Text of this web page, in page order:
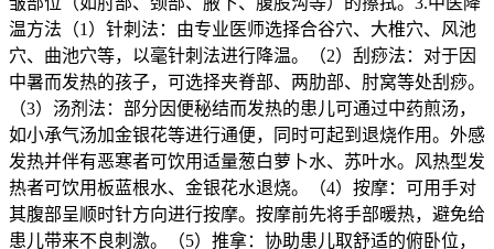
温方法（1）针刺法：由专业医师选择合谷穴、大椎穴、风池
穴、曲池穴等，以毫针刺法进行降温。（2）刮痧法：对于因
中暑而发热的孩子，可选择夹脊部、两肋部、肘窝等处刮痧。
（3）汤剂法：部分因便秘结而发热的患儿可通过中药煎汤，
如小承气汤加金银花等进行通便，同时可起到退烧作用。外感
发热并伴有恶寒者可饮用适量葱白萝卜水、苏叶水。风热型发
热者可饮用板蓝根水、金银花水退烧。（4）按摩：可用手对
其腹部呈顺时针方向进行按摩。按摩前先将手部暖热，避免给
患儿带来不良刺激。（5）推拿：协助患儿取舒适的俯卧位，